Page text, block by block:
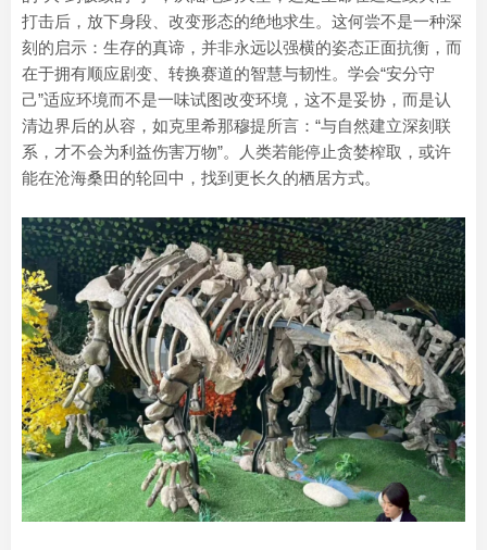
打击后，放下身段、改变形态的绝地求生。这何尝不是一种深
刻的启示：生存的真谛，并非永远以强横的姿态正面抗衡，而
在于拥有顺应剧变、转换赛道的智慧与韧性。学会“安分守
己”适应环境而不是一味试图改变环境，这不是妥协，而是认
清边界后的从容，如克里希那穆提所言：“与自然建立深刻联
系，才不会为利益伤害万物”。人类若能停止贪婪榨取，或许
能在沧海桑田的轮回中，找到更长久的栖居方式。